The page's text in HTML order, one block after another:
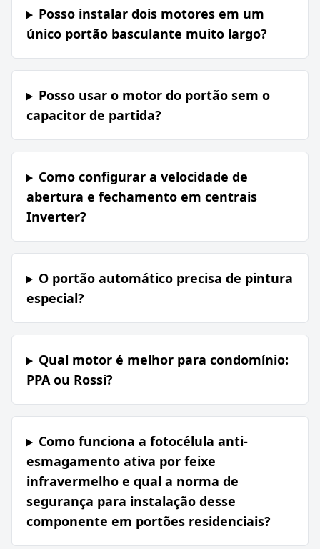
Posso instalar dois motores em um
único portão basculante muito largo?
Posso usar o motor do portão sem o
capacitor de partida?
Como configurar a velocidade de
abertura e fechamento em centrais
Inverter?
O portão automático precisa de pintura
especial?
Qual motor é melhor para condomínio:
PPA ou Rossi?
Como funciona a fotocélula anti-
esmagamento ativa por feixe
infravermelho e qual a norma de
segurança para instalação desse
componente em portões residenciais?